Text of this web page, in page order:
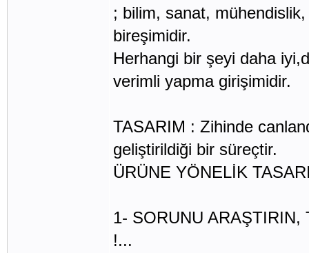
; bilim, sanat,
bireşimidir.
Herhangi bir şeyi daha
verimli yapma girişimidir.
TASARIM : Zihinde
geliştirildiği bir süreçtir.
ÜRÜNE YÖNELİK
1- SORUNU ARAŞTIRIN,
!...